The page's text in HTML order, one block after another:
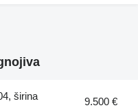
širina
9.500 €